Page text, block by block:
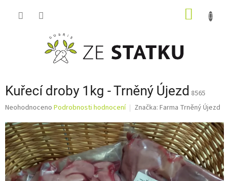
Kuřecí droby 1kg - Trněný Újezd 8565
Průměrné
produktu
je
0,0
z
5
hvězdiček.
Neohodnoceno Podrobnosti hodnocení Značka: Farma Trněný Újezd